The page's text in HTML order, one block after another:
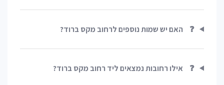
❓ האם יש שמות נוספים לרחוב מקס ברוד?
❓ אילו רחובות נמצאים ליד רחוב מקס ברוד?